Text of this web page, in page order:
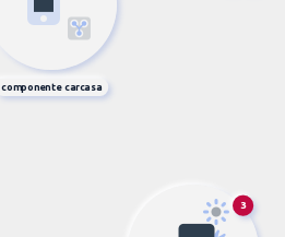
componente carcasa
3